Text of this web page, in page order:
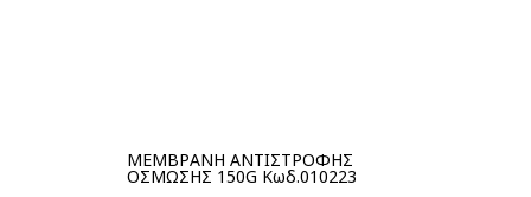
ΜΕΜΒΡΑΝΗ ΑΝΤΙΣΤΡΟΦΗΣ
ΟΣΜΩΣΗΣ 150G Κωδ.010223